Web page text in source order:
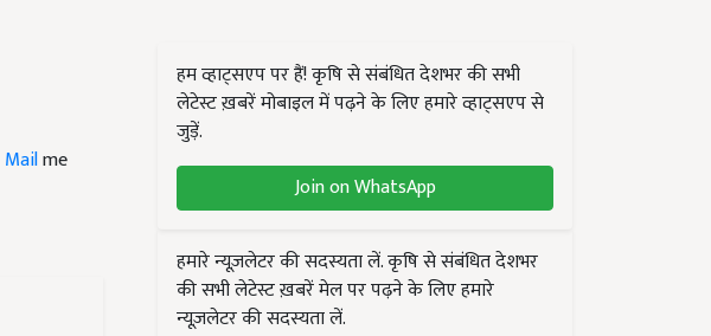
Mailme
हम व्हाट्सएप पर हैं! कृषि से संबंधित देशभर की सभी
लेटेस्ट ख़बरें मोबाइल में पढ़ने के लिए हमारे व्हाट्सएप से
जुड़ें.
Join on WhatsApp
हमारे न्यूज़लेटर की सदस्यता लें. कृषि से संबंधित देशभर
की सभी लेटेस्ट ख़बरें मेल पर पढ़ने के लिए हमारे
न्यूज़लेटर की सदस्यता लें.